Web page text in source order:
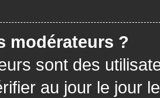
modérateurs ?
sont des
au jour le jour